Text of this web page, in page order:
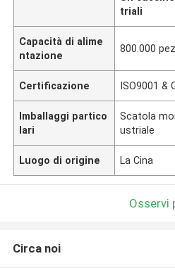
triali
Capacità di alime
ntazione
800.000
Certificazione ISO9001 &
Imballaggi partico
lari
Scatola
ustriale
Luogo di origine La Cina
Osservi
Circa noi